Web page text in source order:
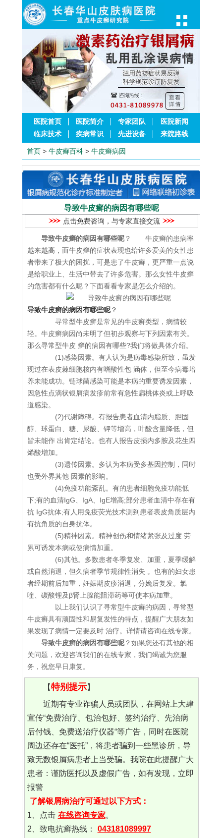
医院首页 医院简介 专家团队
医院新闻
临床技术
疾病常识 先进设备 来院路线
首页 > 牛皮癣百科 > 牛皮癣病因
导致牛皮癣的病因有哪些呢
点击免费咨询，与专家直接交流
导致牛皮癣的病因有哪些呢 ？ 牛皮癣的患病率
越来越高，而牛皮癣的症状表现也给许多爱美的女性患
者带来了极大的困扰，可是患了牛皮癣，更严重一点说
是给职业上、生活中带去了许多危害。那么女性牛皮癣
的危害都有什么呢？下面看看专家是怎么介绍的。
导致牛皮癣的病因有哪些呢 ？
寻常型牛皮癣是常见的牛皮癣类型，病情较
轻。牛皮癣病因尚未明了但初步观察与下列因素有关。
那么寻常型牛皮 癣的病因有哪些?我们将做具体介绍。
(1)感染因素。有人认为是病毒感染所致，虽发
现过在表皮棘细胞核内有嗜酸性包 涵体，但至今病毒培
养未能成功。链球菌感染可能是本病的重要诱发因素，
因急性点滴状银屑病发疹前常有急性扁桃体炎或上呼吸
道感染。
(2)代谢障碍。有报告患者血清内脂质、胆固
醇、球蛋白、糖、尿酸、钾等增高，叶酸含量降低，但
皆未能作 出肯定结论。也有人报告皮损内多胺及花生四
烯酸增加。
(3)遗传因素。多认为本病受多基因控制，同时
也受外界其他 因素的影响。
(4)免疫功能紊乱。有的患者细胞免疫功能低
下;有的血清IgG、IgA、IgE增高;部分患者血清中存在有
抗 IgG抗体;有人用免疫荧光技术测到患者表皮角质层内
有抗角质的自身抗体。
(5)精神因素。精神创伤和情绪紧张及过度 劳
累可诱发本病或使病情加重。
(6)其他。多数患者冬季复发、加重，夏季缓解
或自然消退，但久病者季节规律性消失 。也有的妇女患
者经期前后加重，妊娠期皮疹消退，分娩后复发。氯
喹、碳酸锂及β肾上腺能阻滞药等可使本病加重。
以上我们认识了寻常型牛皮癣的病因，寻常型
牛皮癣具有顽固性和易复发性的特点，提醒广大朋友如
果发现了病情一定要及时 治疗。详情请咨询在线专家。
导致牛皮癣的病因有哪些呢 ？如果您还有其他的相
关问题，欢迎咨询我们的在线专家，我们竭诚为您服
务，祝您早日康复。
【特别提示】
近期有专业诈骗人员或团队，在网站上大肆
宣传“免费治疗、包治包好、签约治疗、先治病
后付钱、免费送治疗仪器“等广告，同时在医院
周边还存在“医托”，将患者骗到一些黑诊所，导
致无数银屑病患者上当受骗。我院在此提醒广大
患者：谨防医托以及虚假广告，如有发现，立即
报警
了解银屑病治疗可通过以下方式：
1、点击 在线咨询专家。
2、致电抗癣热线：
043181089997